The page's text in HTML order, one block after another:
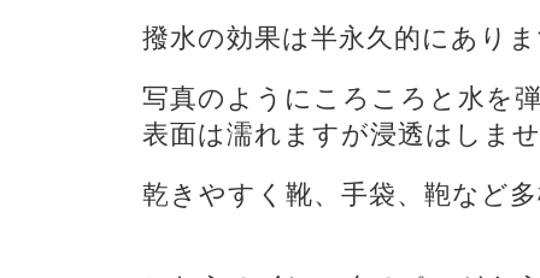
撥水の効果は半永久的にあり
写真のようにころころと水を
表面は濡れますが浸透はしま
乾きやすく靴、手袋、鞄など